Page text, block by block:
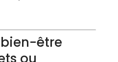
être